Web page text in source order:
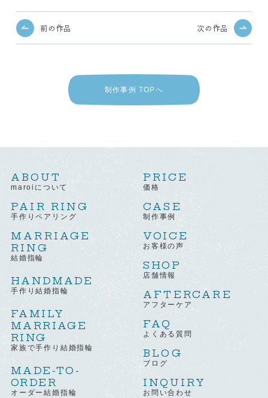
前の作品 次の作品
制作事例 TOPへ
ABOUT
maroiについて
PAIR RING
手作りペアリング
MARRIAGE
RING
結婚指輪
HANDMADE
手作り結婚指輪
FAMILY
MARRIAGE
RING
家族で手作り結婚指輪
MADE-TO-
ORDER
オーダー結婚指輪
PRICE
価格
CASE
制作事例
VOICE
お客様の声
SHOP
店舗情報
AFTERCARE
アフターケア
FAQ
よくある質問
BLOG
ブログ
INQUIRY
お問い合わせ